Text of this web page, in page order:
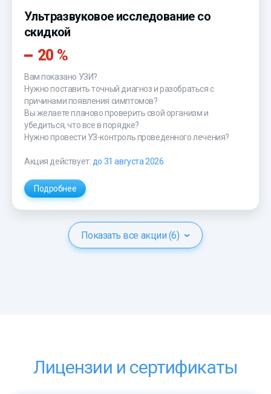
Ультразвуковое исследование со
скидкой
20 %
Вам показано УЗИ?
Нужно поставить точный диагноз и разобраться с
причинами появления симптомов?
Вы желаете планово проверить свой организм и
убедиться, что все в порядке?
Нужно провести УЗ-контроль проведенного лечения?
Акция действует:до 31 августа 2026
Подробнее
Показать все акции (6)
Лицензии и сертификаты